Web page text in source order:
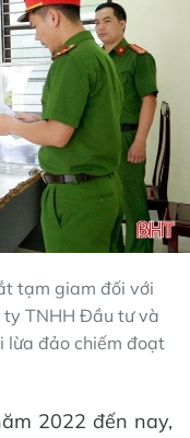
tạm giam đối với
ty TNHH Đầu tư và
lừa đảo chiếm đoạt
2022 đến nay,